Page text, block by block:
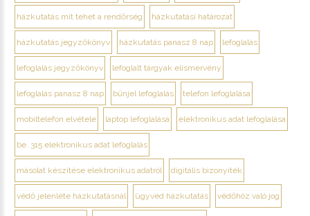
házkutatás mit tehet a rendőrség házkutatási határozat
házkutatás jegyzőkönyv házkutatás panasz 8 nap lefoglalás
lefoglalás jegyzőkönyv lefoglalt tárgyak elismervény
lefoglalás panasz 8 nap bűnjel lefoglalás telefon lefoglalása
mobiltelefon elvétele laptop lefoglalása elektronikus adat lefoglalása
be. 315 elektronikus adat lefoglalás
másolat készítése elektronikus adatról digitális bizonyíték
védő jelenléte házkutatásnál ügyvéd házkutatás védőhöz való jog